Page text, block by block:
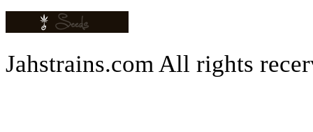
Jahstrains.comAll rights